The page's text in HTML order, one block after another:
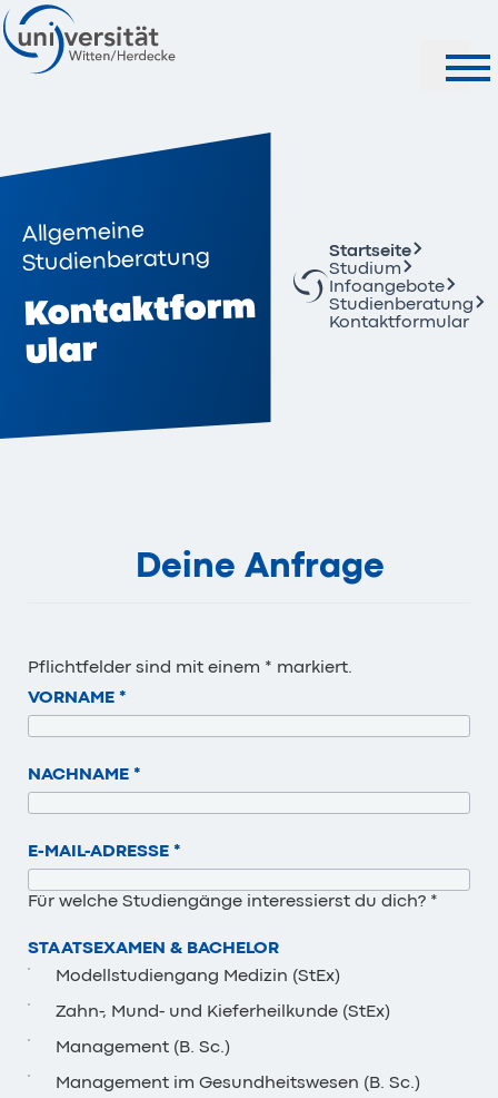
Allgemeine
Studienberatung
Kontaktform
ular
Startseite
Studium
Infoangebote
Studienberatung
Kontaktformular
Deine Anfrage
Pflichtfelder sind mit einem * markiert.
VORNAME *
NACHNAME *
E-MAIL-ADRESSE *
Für welche Studiengänge interessierst du dich? *
STAATSEXAMEN & BACHELOR
Modellstudiengang Medizin (StEx)
Zahn-, Mund- und Kieferheilkunde (StEx)
Management (B. Sc.)
Management im Gesundheitswesen (B. Sc.)